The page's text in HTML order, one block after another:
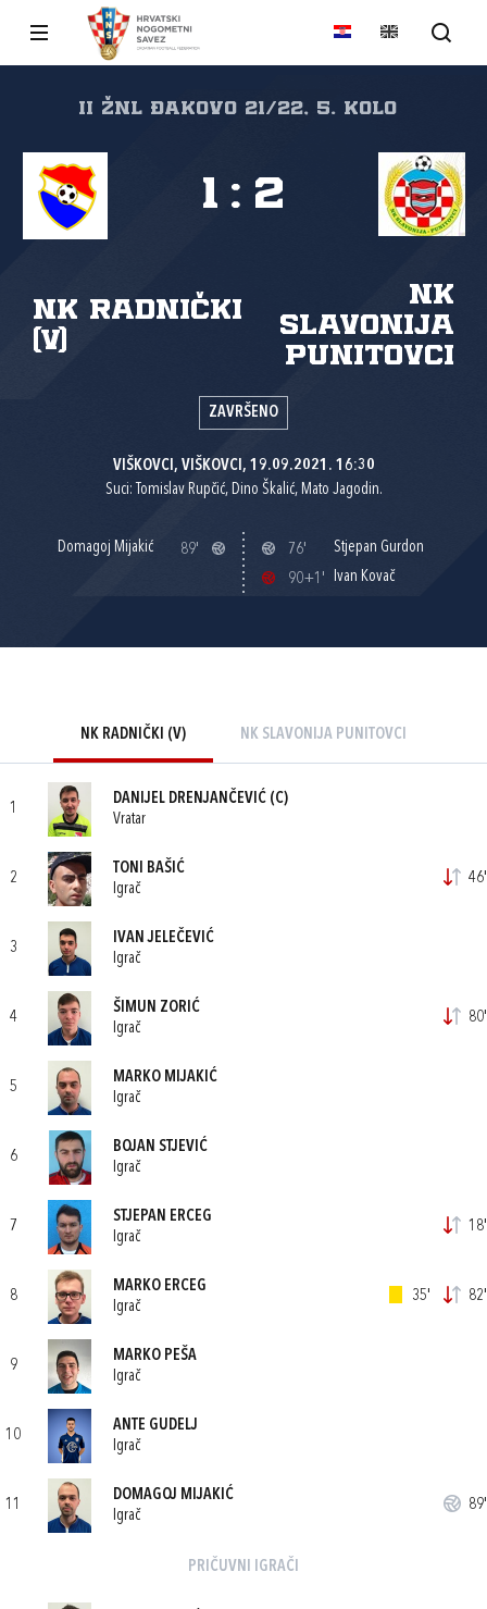
II ŽNL Đakovo 21/22, 5. kolo
NK Radnički
(V)
NK
Slavonija
Punitovci
1 : 2
ZAVRŠENO
VIŠKOVCI, VIŠKOVCI, 19.09.2021. 16:30
Suci: Tomislav Rupčić, Dino Škalić, Mato Jagodin.
Domagoj Mijakić 89' 76'
Stjepan Gurdon
90+1'
Ivan Kovač
NK RADNIČKI (V) NK SLAVONIJA PUNITOVCI
1
DANIJEL DRENJANČEVIĆ (C)
Vratar
2
TONI BAŠIĆ
Igrač
46'
3
IVAN JELEČEVIĆ
Igrač
4
ŠIMUN ZORIĆ
Igrač
80'
5
MARKO MIJAKIĆ
Igrač
6
BOJAN STJEVIĆ
Igrač
7
STJEPAN ERCEG
Igrač
18'
8
MARKO ERCEG
Igrač
35' 82'
9
MARKO PEŠA
Igrač
10
ANTE GUDELJ
Igrač
11
DOMAGOJ MIJAKIĆ
Igrač
89'
PRIČUVNI IGRAČI